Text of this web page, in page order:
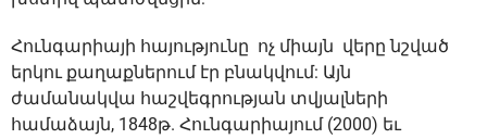
Հունգարիայի հայությունը ոչ միայն վերը նշված
երկու քաղաքներում էր բնակվում: Այն
ժամանակվա հաշվեգրության տվյալների
համաձայն, 1848թ. Հունգարիայում (2000) եւ